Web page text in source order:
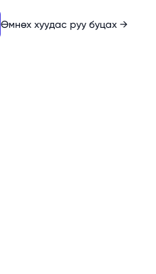
Өмнөх хуудас руу буцах →